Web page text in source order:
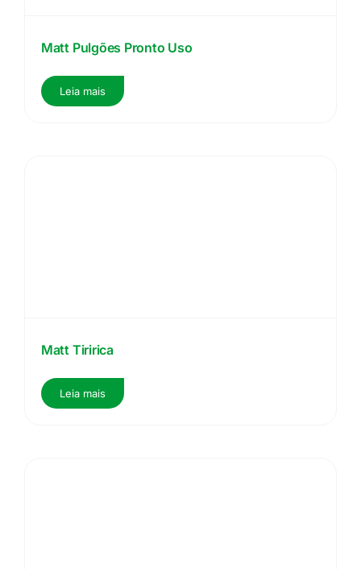
Matt Pulgões Pronto Uso
Leia mais
Matt Tiririca
Leia mais